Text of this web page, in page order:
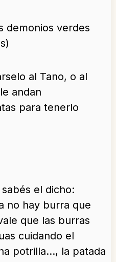
demonios verdes
al Tano, o al
andan
para tenerlo
el dicho:
no hay burra que
que las burras
cuidando el
potrilla…, la patada